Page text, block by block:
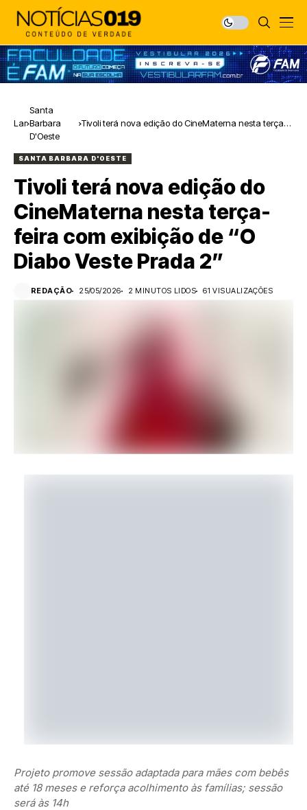
Lar
Santa
Barbara
D'Oeste
Tivoli terá nova edição do CineMaterna nesta terça-
SANTA BARBARA D'OESTE
Tivoli terá nova edição do
CineMaterna nesta terça-
feira com exibição de “O
Diabo Veste Prada 2”
REDAÇÃO 25/05/2026 2 MINUTOS LIDOS 61 VISUALIZAÇÕES
Projeto promove sessão adaptada para mães com bebês
até 18 meses e reforça acolhimento às famílias; sessão
será às 14h